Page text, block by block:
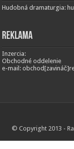
Hudobná dramaturgia:
Reklama
Inzercia:
Obchodné oddelenie
e-mail:
© Copyright 2013 -